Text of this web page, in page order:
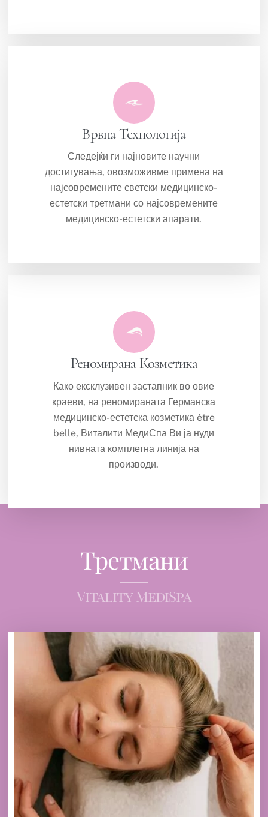
Врвна Технологија
Следејќи ги најновите научни
достигувања, овозможивме примена на
најсовремените светски медицинско-
естетски третмани со најсовремените
медицинско-естетски апарати.
Реномирана Козметика
Како ексклузивен застапник во овие
краеви, на реномираната Германска
медицинско-естетска козметика être
belle, Виталити МедиСпа Ви ја нуди
нивната комплетна линија на
производи.
Третмани
Vitality MediSpa